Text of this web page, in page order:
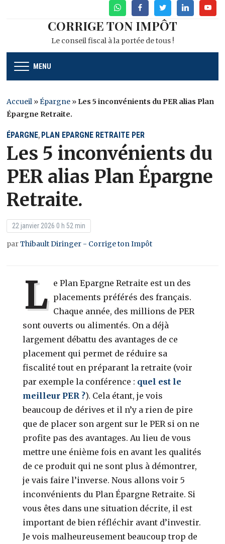
WhatsAppFacebookTwitterLinkedin
CORRIGE TON IMPÔT
Le conseil fiscal à la portée de tous !
MENU
Accueil »Épargne » Les 5 inconvénients du PER alias Plan
Épargne Retraite.
ÉPARGNE, PLAN EPARGNE RETRAITE PER
Les 5 inconvénients du
PER alias Plan Épargne
Retraite.
22 janvier 2026 0 h 52 min
parThibault Diringer - Corrige ton Impôt
L e Plan Epargne Retraite est un des
placements préférés des français.
Chaque année, des millions de PER
sont ouverts ou alimentés. On a déjà
largement débattu des avantages de ce
placement qui permet de réduire sa
fiscalité tout en préparant la retraite (voir
par exemple la conférence : quel est le
meilleur PER ?). Cela étant, je vois
beaucoup de dérives et il n’y a rien de pire
que de placer son argent sur le PER si on ne
profite pas des avantages. Au lieu de vous
mettre une énième fois en avant les qualités
de ce produit qui ne sont plus à démontrer,
je vais faire l’inverse. Nous allons voir 5
inconvénients du Plan Épargne Retraite. Si
vous êtes dans une situation décrite, il est
important de bien réfléchir avant d’investir.
Je vois malheureusement beaucoup trop de